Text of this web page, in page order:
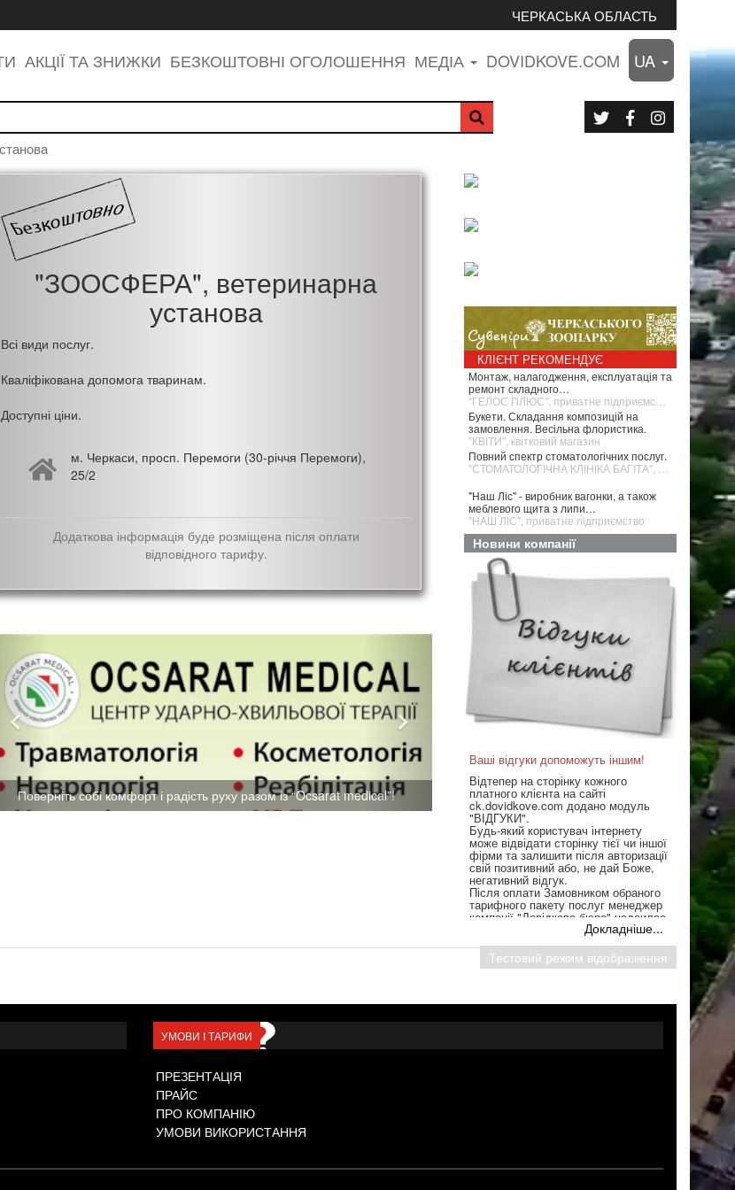
ЧЕРКАСЬКА ОБЛАСТЬ
АКЦІЇ ТА ЗНИЖКИ БЕЗКОШТОВНІ ОГОЛОШЕННЯ МЕДІА DOVIDKOVE.COM UA
"ЗООСФЕРА", ветеринарна
установа
Всі види послуг.
Кваліфікована допомога тваринам.
Доступні ціни.
м. Черкаси, просп. Перемоги (30-річчя Перемоги),
25/2
Додаткова інформація буде розміщена після оплати
відповідного тарифу.
Поверніть собі комфорт і радість руху разом із “Ocsarat medical”!
КЛІЄНТ РЕКОМЕНДУЄ
Монтаж, налагодження, експлуатація та
ремонт складного…
"ГЕЛОС ПЛЮС", приватне підприємство
Букети. Складання композицій на
замовлення. Весільна флористика.
"КВІТИ", квітковий магазин
Повний спектр стоматологічних послуг.
"Наш Ліс" - виробник вагонки, а також
меблевого щита з липи…
"НАШ ЛІС", приватне підприємство
Новини компанії
Ваші відгуки допоможуть іншим!
Відтепер на сторінку кожного
платного клієнта на сайті
ck.dovidkove.com додано модуль
"ВІДГУКИ".
Будь-який користувач інтернету
може відвідати сторінку тієї чи іншої
фірми та залишити після авторизації
свій позитивний або, не дай Боже,
негативний відгук.
Після оплати Замовником обраного
тарифного пакету послуг менеджер
компанії "Довідкове бюро" надсилає
на його електронну пошту листа з
логіном та паролем доступу до
особистого кабінету створеної для
його потреб сторінки на
розміщувати та коригувати
Докладніше...
Тестовий режим відображення
УМОВИ І ТАРИФИ
ПРЕЗЕНТАЦІЯ
ПРАЙС
ПРО КОМПАНІЮ
УМОВИ ВИКОРИСТАННЯ